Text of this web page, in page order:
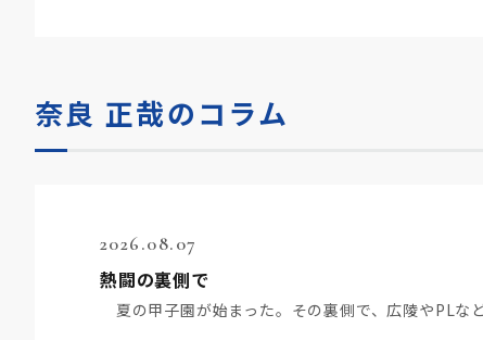
奈良 正哉のコラム
2026.08.07
熱闘の裏側で